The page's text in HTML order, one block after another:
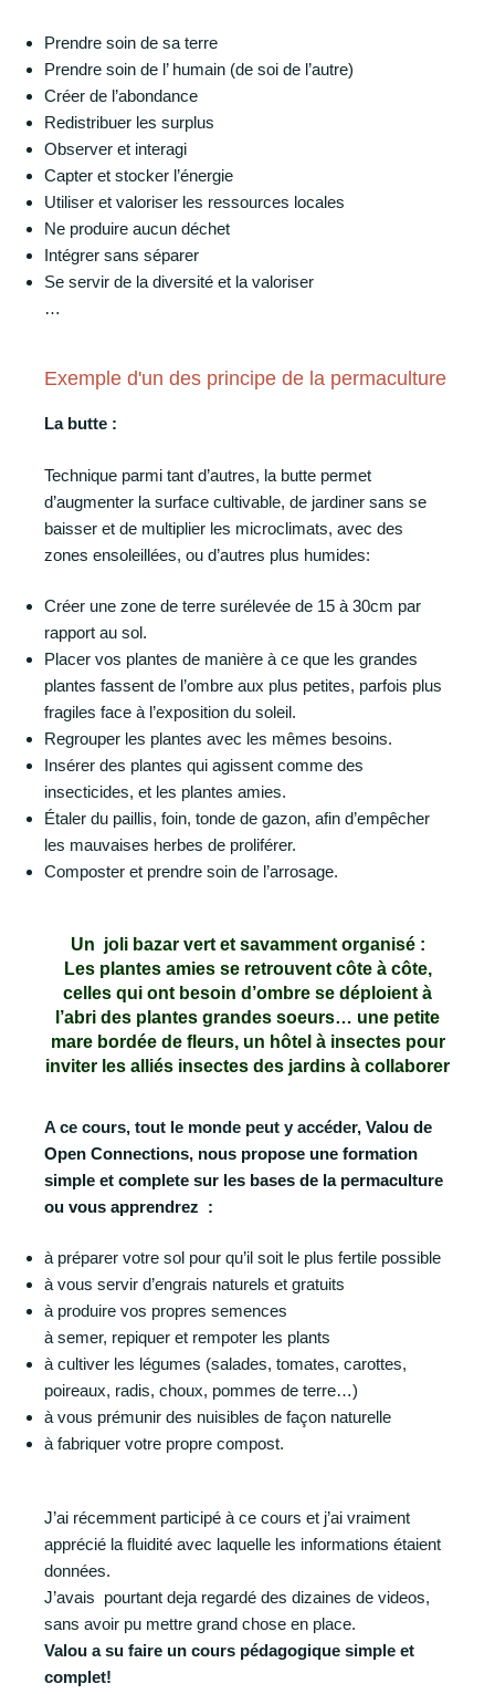
Prendre soin de sa terre
Prendre soin de l’ humain (de soi de l’autre)
Créer de l’abondance
Redistribuer les surplus
Observer et interagi
Capter et stocker l’énergie
Utiliser et valoriser les ressources locales
Ne produire aucun déchet
Intégrer sans séparer
Se servir de la diversité et la valoriser
…
Exemple d'un des principe de la permaculture
La butte :
Technique parmi tant d’autres, la butte permet
d’augmenter la surface cultivable, de jardiner sans se
baisser et de multiplier les microclimats, avec des
zones ensoleillées, ou d’autres plus humides:
Créer une zone de terre surélevée de 15 à 30cm par
rapport au sol.
Placer vos plantes de manière à ce que les grandes
plantes fassent de l’ombre aux plus petites, parfois plus
fragiles face à l’exposition du soleil.
Regrouper les plantes avec les mêmes besoins.
Insérer des plantes qui agissent comme des
insecticides, et les plantes amies.
Étaler du paillis, foin, tonde de gazon, afin d’empêcher
les mauvaises herbes de proliférer.
Composter et prendre soin de l’arrosage.
Un joli bazar vert et savamment organisé :
Les plantes amies se retrouvent côte à côte,
celles qui ont besoin d’ombre se déploient à
l’abri des plantes grandes soeurs… une petite
mare bordée de fleurs, un hôtel à insectes pour
inviter les alliés insectes des jardins à collaborer
A ce cours, tout le monde peut y accéder, Valou de
Open Connections, nous propose une formation
simple et complete sur les bases de la permaculture
ou vous apprendrez :
à préparer votre sol pour qu’il soit le plus fertile possible
à vous servir d’engrais naturels et gratuits
à produire vos propres semences
à semer, repiquer et rempoter les plants
à cultiver les légumes (salades, tomates, carottes,
poireaux, radis, choux, pommes de terre…)
à vous prémunir des nuisibles de façon naturelle
à fabriquer votre propre compost.
J’ai récemment participé à ce cours et j’ai vraiment
apprécié la fluidité avec laquelle les informations étaient
données.
J’avais pourtant deja regardé des dizaines de videos,
sans avoir pu mettre grand chose en place.
Valou a su faire un cours pédagogique simple et
complet!